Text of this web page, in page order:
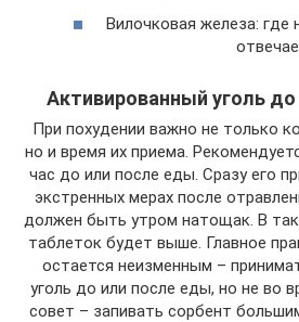
Вилочковая железа: где
Активированный уголь
При похудении важно не только
но и время их приема.
час до или после еды. Сразу его
экстренных мерах после
должен быть утром натощак. В
таблеток будет выше. Главное
остается неизменным –
уголь до или после еды, но не во
совет – запивать сорбент